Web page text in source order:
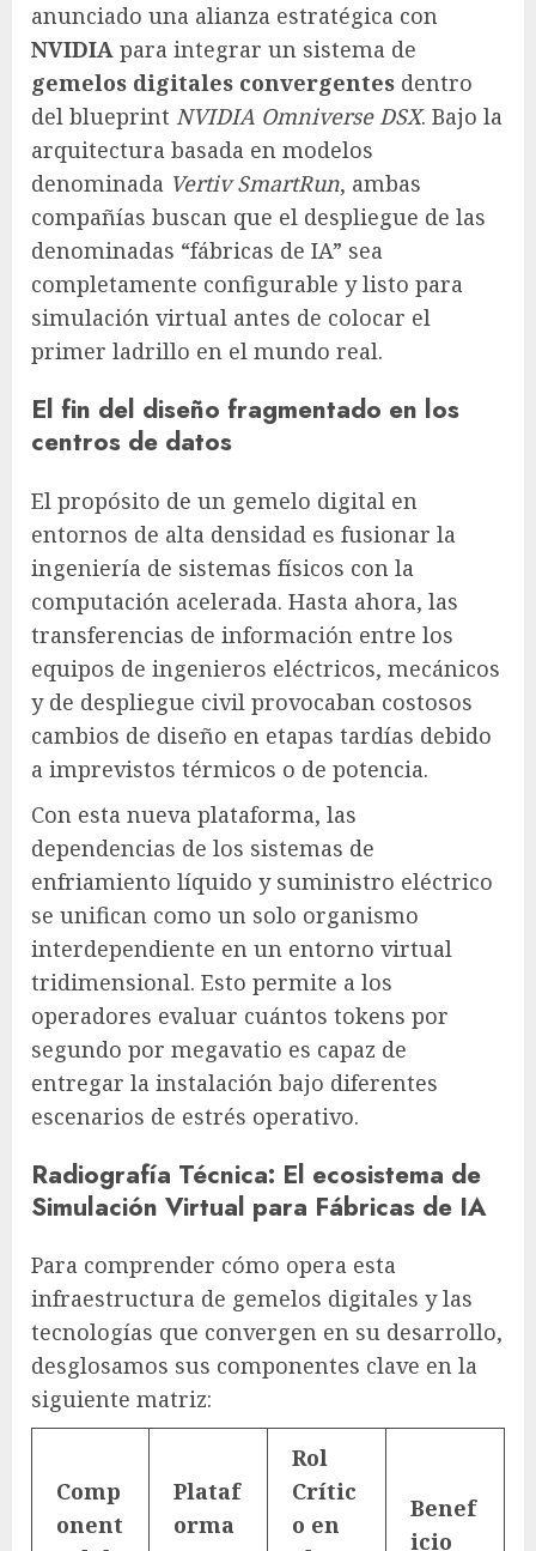
anunciado una alianza estratégica con
NVIDIA para integrar un sistema de
gemelos digitales convergentes dentro
del blueprint NVIDIA Omniverse DSX. Bajo la
arquitectura basada en modelos
denominada Vertiv SmartRun, ambas
compañías buscan que el despliegue de las
denominadas “fábricas de IA” sea
completamente configurable y listo para
simulación virtual antes de colocar el
primer ladrillo en el mundo real.
El fin del diseño fragmentado en los
centros de datos
El propósito de un gemelo digital en
entornos de alta densidad es fusionar la
ingeniería de sistemas físicos con la
computación acelerada. Hasta ahora, las
transferencias de información entre los
equipos de ingenieros eléctricos, mecánicos
y de despliegue civil provocaban costosos
cambios de diseño en etapas tardías debido
a imprevistos térmicos o de potencia.
Con esta nueva plataforma, las
dependencias de los sistemas de
enfriamiento líquido y suministro eléctrico
se unifican como un solo organismo
interdependiente en un entorno virtual
tridimensional. Esto permite a los
operadores evaluar cuántos tokens por
segundo por megavatio es capaz de
entregar la instalación bajo diferentes
escenarios de estrés operativo.
Radiografía Técnica: El ecosistema de
Simulación Virtual para Fábricas de IA
Para comprender cómo opera esta
infraestructura de gemelos digitales y las
tecnologías que convergen en su desarrollo,
desglosamos sus componentes clave en la
siguiente matriz:
Comp
onent
Plataf
orma
Rol
Crític
o en
Benef
icio